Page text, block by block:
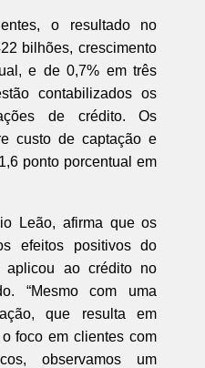
o resultado no
bilhões, crescimento
e de 0,7% em três
contabilizados os
de crédito. Os
custo de captação e
ponto porcentual em
Leão, afirma que os
efeitos positivos do
aplicou ao crédito no
“Mesmo com uma
que resulta em
foco em clientes com
observamos um